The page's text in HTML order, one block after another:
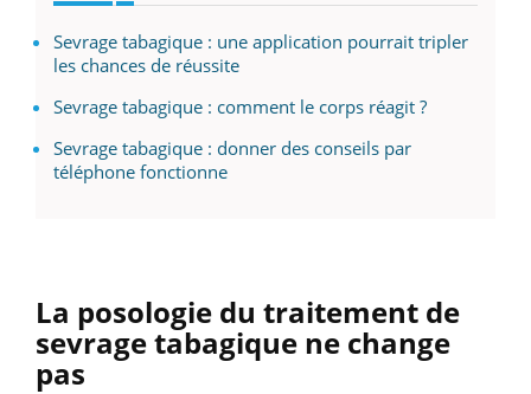
Sevrage tabagique : une application pourrait tripler
les chances de réussite
Sevrage tabagique : comment le corps réagit ?
Sevrage tabagique : donner des conseils par
téléphone fonctionne
La posologie du traitement de
sevrage tabagique ne change
pas